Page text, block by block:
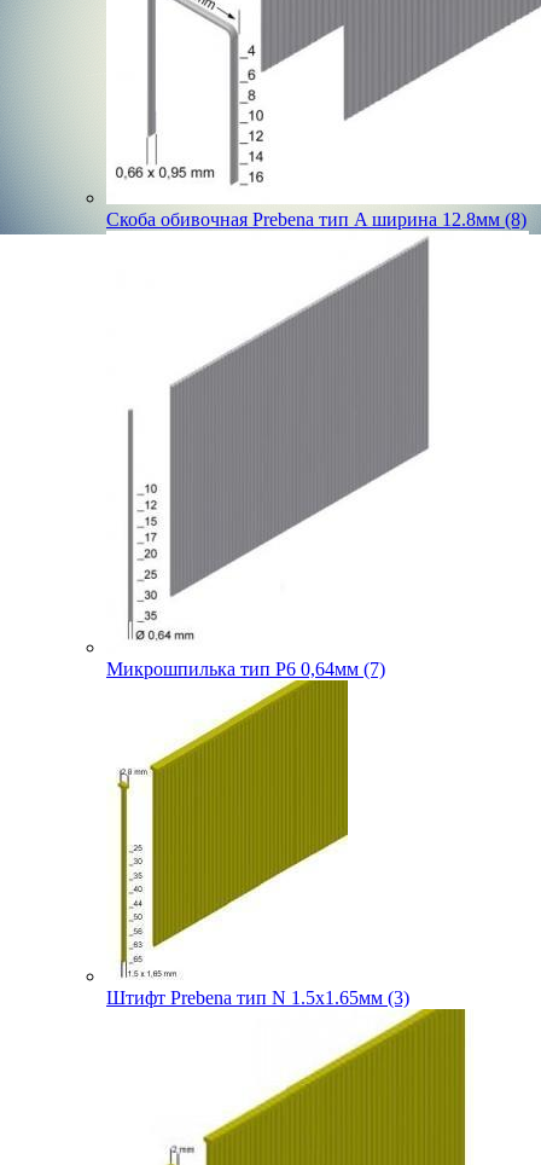
Скоба обивочная Prebena тип A ширина 12.8мм (8)
Микрошпилька тип P6 0,64мм (7)
Штифт Prebena тип N 1.5х1.65мм (3)